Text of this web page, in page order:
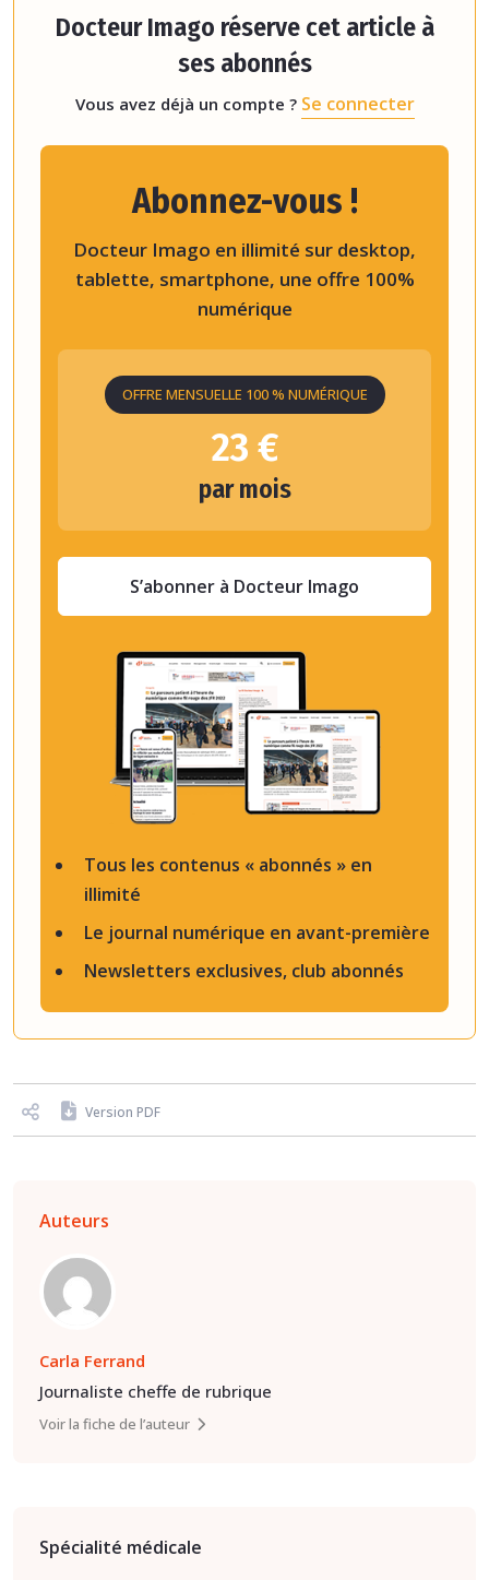
Docteur Imago réserve cet article à
ses abonnés
Vous avez déjà un compte ? Se connecter
Tous les contenus « abonnés » en
illimité
Le journal numérique en avant-première
Newsletters exclusives, club abonnés
Abonnez-vous !
Docteur Imago en illimité sur desktop,
tablette, smartphone, une offre 100%
numérique
OFFRE MENSUELLE 100 % NUMÉRIQUE
23 €
par mois
S’abonner à Docteur Imago
Version PDF
Auteurs
Carla Ferrand
Journaliste cheffe de rubrique
Voir la fiche de l’auteur
Spécialité médicale